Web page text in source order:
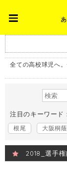
全ての高校球児へ
注目のキーワード
根尾
大阪桐蔭
2018_選手